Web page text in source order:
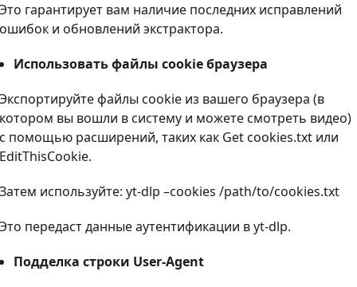
Это гарантирует вам наличие последних исправлений
ошибок и обновлений экстрактора.
Использовать файлы cookie браузера
Экспортируйте файлы cookie из вашего браузера (в
котором вы вошли в систему и можете смотреть видео)
с помощью расширений, таких как Get cookies.txt или
EditThisCookie.
Затем используйте: yt-dlp –cookies /path/to/cookies.txt
Это передаст данные аутентификации в yt-dlp.
Подделка строки User-Agent